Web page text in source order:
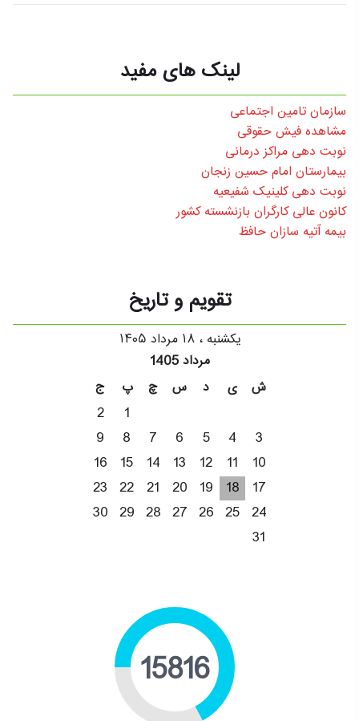
لینک های مفید
سازمان تامین اجتماعی
مشاهده فیش حقوقی
نوبت دهی مراکز درمانی
بیمارستان امام حسین زنجان
نوبت دهی کلینیک شفیعیه
کانون عالی کارگران بازنشسته کشور
بیمه آتیه سازان حافظ
تقویم و تاریخ
یکشنبه ، ۱۸ مرداد ۱۴۰۵
مرداد 1405
ج
پ چ س د ی
ش
2
1
9
8 7 6 5 4
3
16
15 14 13 12 11
10
23 22 21 20 19 18
17
30 29 28 27 26 25 24
31
19442